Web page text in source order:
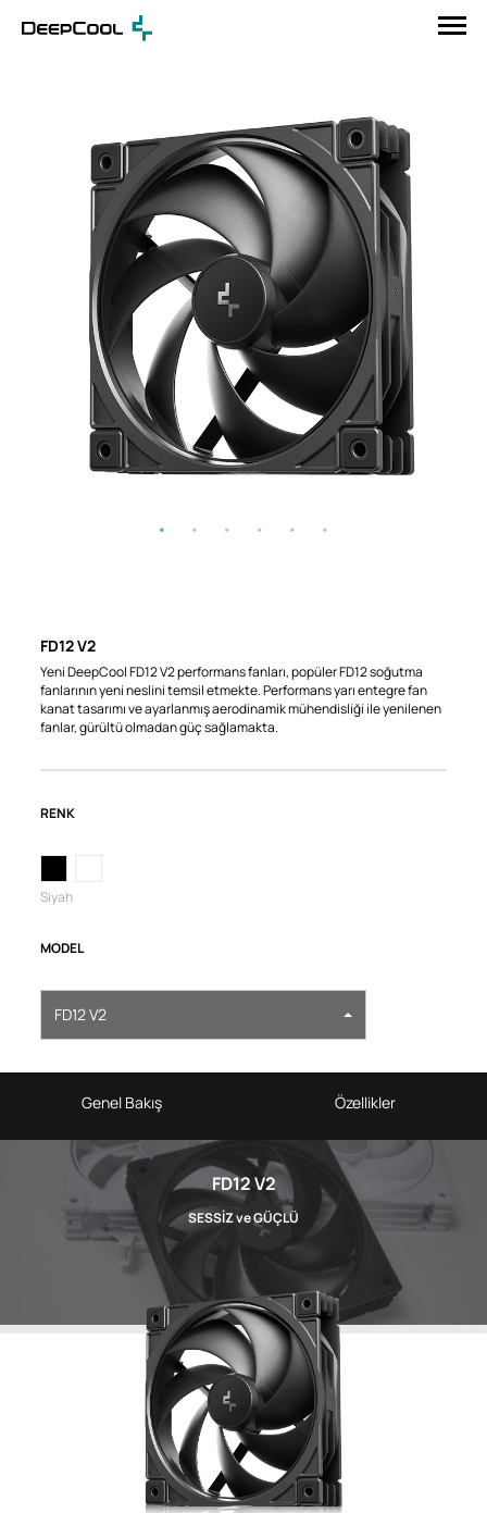
FD12 V2
Yeni DeepCool FD12 V2 performans fanları, popüler FD12 soğutma
fanlarının yeni neslini temsil etmekte. Performans yarı entegre fan
kanat tasarımı ve ayarlanmış aerodinamik mühendisliği ile yenilenen
fanlar, gürültü olmadan güç sağlamakta.
RENK
Siyah
MODEL
FD12 V2
Genel Bakış Özellikler
FD12 V2
SESSİZ ve GÜÇLÜ